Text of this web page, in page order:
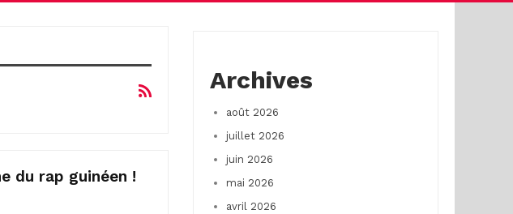
du rap guinéen !
Archives
août 2026
juillet 2026
juin 2026
mai 2026
avril 2026